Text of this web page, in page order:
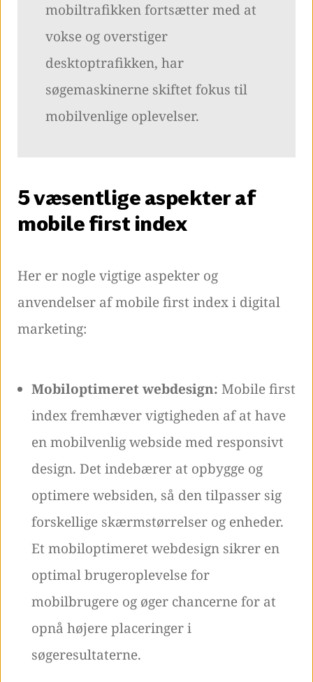
mobiltrafikken fortsætter med at
vokse og overstiger
desktoptrafikken, har
søgemaskinerne skiftet fokus til
mobilvenlige oplevelser.
5 væsentlige aspekter af
mobile first index
Her er nogle vigtige aspekter og
anvendelser af mobile first index i digital
marketing:
Mobiloptimeret webdesign: Mobile first
index fremhæver vigtigheden af at have
en mobilvenlig webside med responsivt
design. Det indebærer at opbygge og
optimere websiden, så den tilpasser sig
forskellige skærmstørrelser og enheder.
Et mobiloptimeret webdesign sikrer en
optimal brugeroplevelse for
mobilbrugere og øger chancerne for at
opnå højere placeringer i
søgeresultaterne.